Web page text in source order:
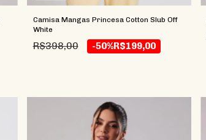
Camisa Mangas Princesa Cotton Slub Off
White
R$398,00 -50%R$199,00